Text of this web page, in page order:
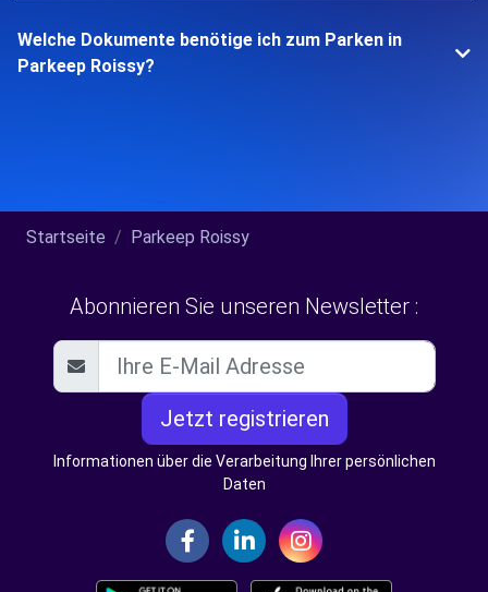
Welche Dokumente benötige ich zum Parken in
Parkeep Roissy?
Startseite Parkeep Roissy
Abonnieren Sie unseren Newsletter :
Jetzt registrieren
Informationen über die Verarbeitung Ihrer persönlichen
Daten